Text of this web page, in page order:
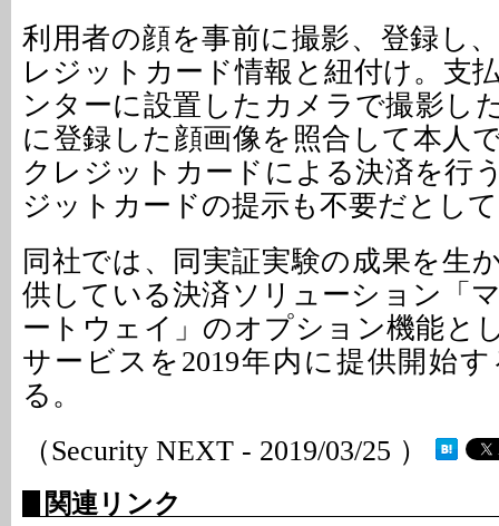
利用者の顔を事前に撮影、登録し
レジットカード情報と紐付け。支
ンターに設置したカメラで撮影し
に登録した顔画像を照合して本人
クレジットカードによる決済を行
ジットカードの提示も不要だとし
同社では、同実証実験の成果を生
供している決済ソリューション「
ートウェイ」のオプション機能と
サービスを2019年内に提供開始
る。
（Security NEXT - 2019/03/25 ）
関連リンク